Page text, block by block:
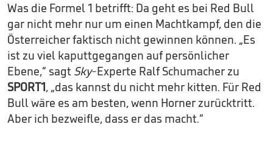
Was die Formel 1 betrifft: Da geht es bei Red Bull
gar nicht mehr nur um einen Machtkampf, den die
Österreicher faktisch nicht gewinnen können. „Es
ist zu viel kaputtgegangen auf persönlicher
Ebene,“ sagt Sky-Experte Ralf Schumacher zu
SPORT1, „das kannst du nicht mehr kitten. Für Red
Bull wäre es am besten, wenn Horner zurücktritt.
Aber ich bezweifle, dass er das macht.“